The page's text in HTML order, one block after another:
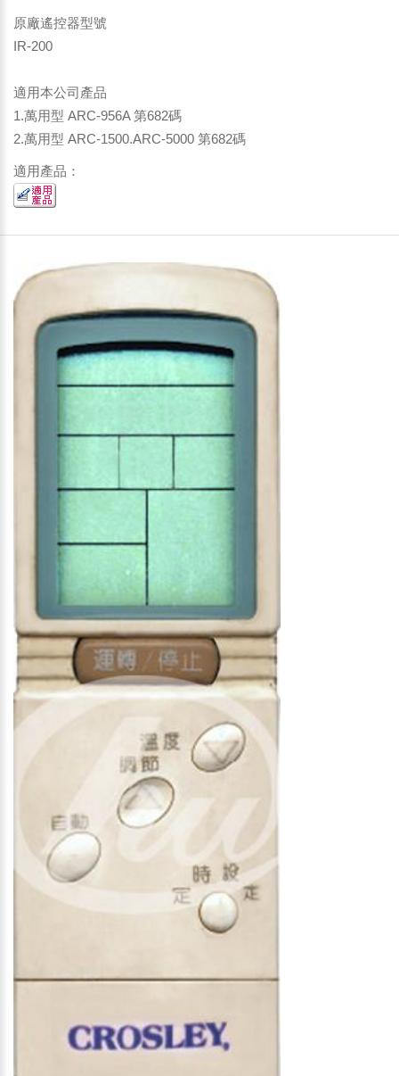
原廠遙控器型號
IR-200
適用本公司產品
1.萬用型 ARC-956A 第682碼
2.萬用型 ARC-1500.ARC-5000 第682碼
適用產品：